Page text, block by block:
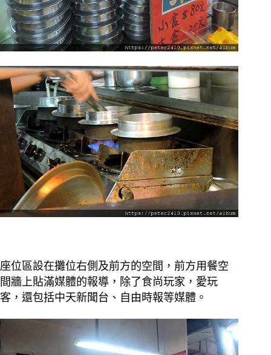
座位區設在攤位右側及前方的空間，前方用餐空
間牆上貼滿媒體的報導，除了食尚玩家，愛玩
客，還包括中天新聞台、自由時報等媒體。